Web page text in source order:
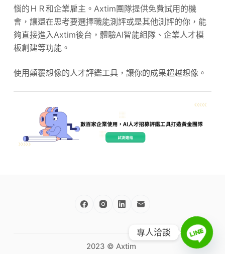
惱的ＨＲ和企業雇主。Axtim團隊提供免費試用的機
會，讓還在思考要選擇職能測評或是其他測評的你，能
夠直接進入Axtim後台，體驗AI智能組隊、企業人才模
板創建等功能。
使用顛覆想像的人才評鑑工具，讓你的成果超越想像。
2023 © Axtim
專人洽談